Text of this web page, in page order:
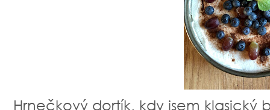
Hrnečkový dortík, kdy jsem klasický